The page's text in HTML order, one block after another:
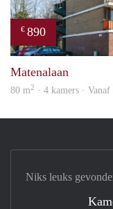
€ 890
Matenalaan
80 m2 · 4 kamers ·
Niks leuks